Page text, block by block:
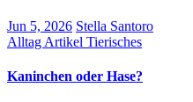
Jun 5, 2026 Stella Santoro
Alltag Artikel Tierisches
Kaninchen oder Hase?